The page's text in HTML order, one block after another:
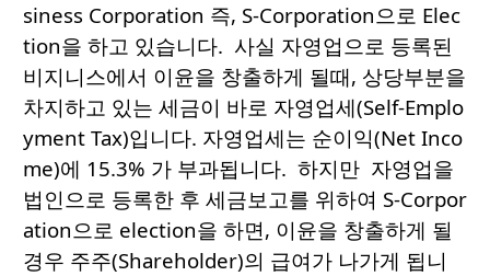
siness Corporation 즉, S-Corporation으로 Elec
tion을 하고 있습니다. 사실 자영업으로 등록된
비지니스에서 이윤을 창출하게 될때, 상당부분을
차지하고 있는 세금이 바로 자영업세(Self-Emplo
yment Tax)입니다. 자영업세는 순이익(Net Inco
me)에 15.3% 가 부과됩니다. 하지만 자영업을
법인으로 등록한 후 세금보고를 위하여 S-Corpor
ation으로 election을 하면, 이윤을 창출하게 될
경우 주주(Shareholder)의 급여가 나가게 됩니